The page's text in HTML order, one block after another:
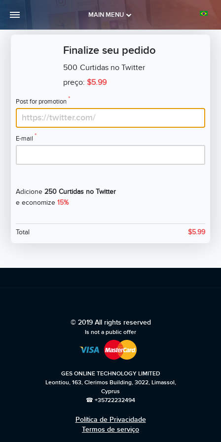
MAIN MENU
Finalize seu pedido
500 Curtidas no Twitter
preço:$5.99
Post for promotion *
E-mail *
Adicione250 Curtidas no Twitter
e economize15%
Total $5.99
© 2019 All rights reserved
Is not a public offer
GES ONLINE TECHNOLOGY LIMITED
Leontiou, 163, Clerimos Building, 3022, Limassol,
Cyprus
☎ +35722232494
Política de Privacidade
Termos de serviço